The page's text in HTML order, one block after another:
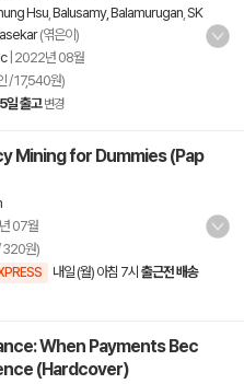
Hsu Balusamy, Balamurugan SK
(엮은이)
| 2022년 08월
/ 17,540원)
일 출고 변경
Mining for Dummies (Pap
07월
320원)
내일 (월) 아침 7시 출근전 배송
When Payments Bec
(Hardcover)